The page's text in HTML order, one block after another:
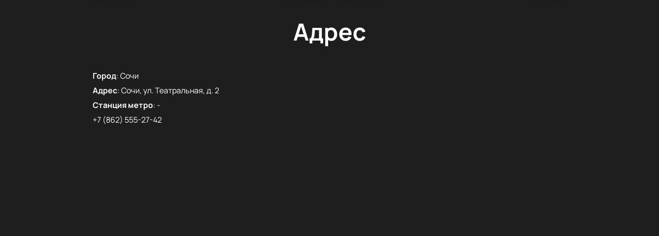
Адрес
Город:Сочи
Адрес:Сочи, ул. Театральная, д. 2
Станция метро: -
+7 (862) 555-27-42